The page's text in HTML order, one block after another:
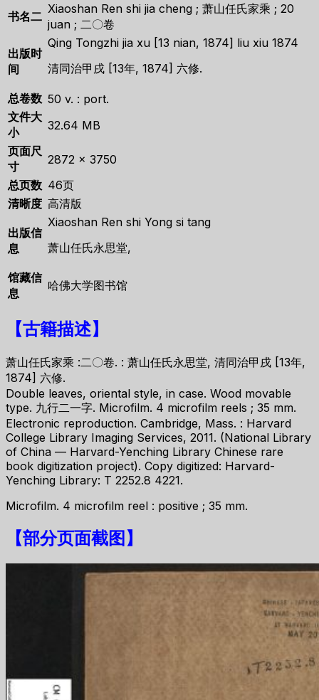
书名二
Xiaoshan Ren shi jia cheng ; 萧山任氏家乘 ; 20
juan ; 二〇卷
出版时
间
Qing Tongzhi jia xu [13 nian, 1874] liu xiu 1874
清同治甲戌 [13年, 1874] 六修.
总卷数 50 v. : port.
文件大
小
32.64 MB
页面尺
寸
2872 × 3750
总页数 46页
清晰度 高清版
出版信
息
Xiaoshan Ren shi Yong si tang
萧山任氏永思堂,
馆藏信
息
哈佛大学图书馆
【古籍描述】
萧山任氏家乘 :二〇卷. : 萧山任氏永思堂, 清同治甲戌 [13年,
1874] 六修.
Double leaves, oriental style, in case. Wood movable
type. 九行二一字. Microfilm. 4 microfilm reels ; 35 mm.
Electronic reproduction. Cambridge, Mass. : Harvard
College Library Imaging Services, 2011. (National Library
of China — Harvard-Yenching Library Chinese rare
book digitization project). Copy digitized: Harvard-
Yenching Library: T 2252.8 4221.
Microfilm. 4 microfilm reel : positive ; 35 mm.
【部分页面截图】